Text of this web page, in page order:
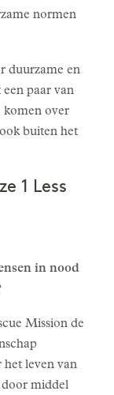
normen
duurzame en
paar van
komen over
buiten het
1 Less
in nood
Mission de
het leven van
door middel